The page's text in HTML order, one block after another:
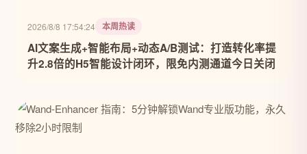
2026/8/8 17:54:24 本周热读
AI文案生成+智能布局+动态A/B测试：打造转化率提
升2.8倍的H5智能设计闭环，限免内测通道今日关闭